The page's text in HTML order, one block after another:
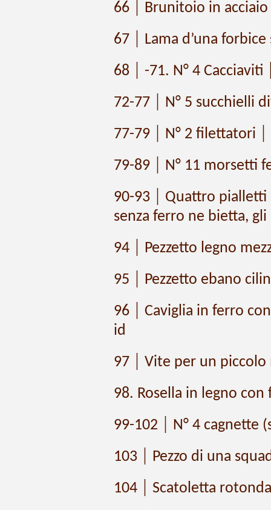
66 │ Brunitoio in acciaio
67 │ Lama d’una forbice
68 │ -71. N° 4 Cacciaviti
72-77 │ N° 5 succhielli
77-79 │ N° 2 filettatori │
79-89 │ N° 11 morsetti
90-93 │ Quattro pialletti
senza ferro ne bietta,
94 │ Pezzetto legno
95 │ Pezzetto ebano
96 │ Caviglia in ferro
id
97 │ Vite per un
98. Rosella in legno con
99-102 │ N° 4 cagnette
103 │ Pezzo di una
104 │ Scatoletta